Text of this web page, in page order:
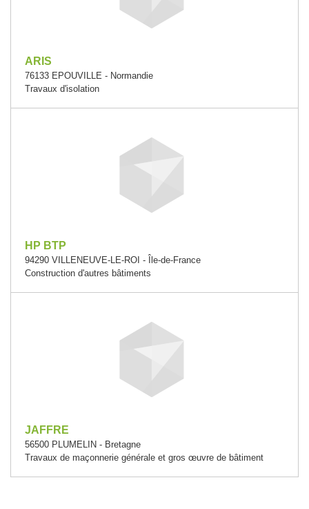
ARIS
76133 EPOUVILLE - Normandie
Travaux d'isolation
HP BTP
94290 VILLENEUVE-LE-ROI - Île-de-France
Construction d'autres bâtiments
JAFFRE
56500 PLUMELIN - Bretagne
Travaux de maçonnerie générale et gros œuvre de bâtiment